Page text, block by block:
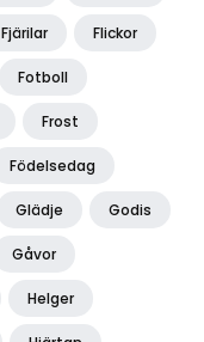
Fjärilar Flickor
Fotboll
Frost
Födelsedag
Glädje Godis
Gåvor
Helger